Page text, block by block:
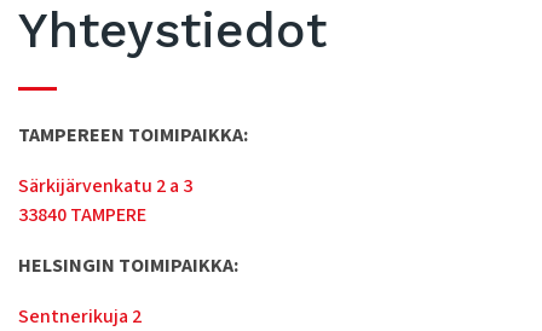
Yhteystiedot
TAMPEREEN TOIMIPAIKKA:
Särkijärvenkatu 2 a 3
33840 TAMPERE
HELSINGIN TOIMIPAIKKA:
Sentnerikuja 2